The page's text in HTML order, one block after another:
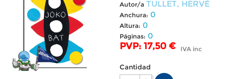
Autor/a TULLET, HERVÉ
Anchura: 0
Altura: 0
Páginas: 0
PVP: 17,50 € IVA inc
Cantidad